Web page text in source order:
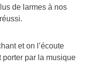
de larmes à nos
et on l’écoute
porter par la musique